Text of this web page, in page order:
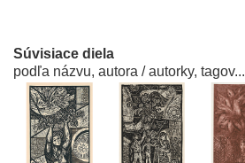
Súvisiace diela
podľa názvu, autora / autorky, tagov...